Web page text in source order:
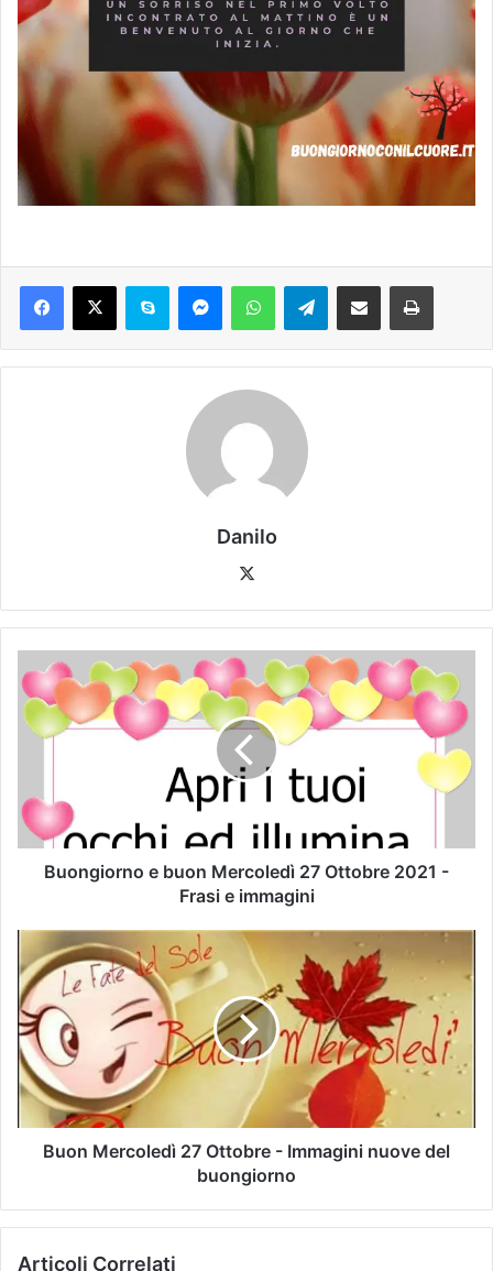
Danilo
Buongiorno e buon Mercoledì 27 Ottobre 2021 -
Frasi e immagini
Buon Mercoledì 27 Ottobre - Immagini nuove del
buongiorno
Articoli Correlati